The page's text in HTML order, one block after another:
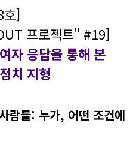
호]
프로젝트" #19]
자 응답을 통해 본
치 지형
들: 누가, 어떤 조건에